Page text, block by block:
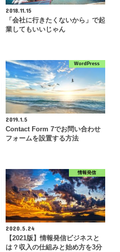
2018.11.15
「会社に行きたくないから」で起
業してもいいじゃん
WordPress
2019.1.5
Contact Form 7でお問い合わせ
フォームを設置する方法
情報発信
2020.5.24
【2021版】情報発信ビジネスと
は？収入の仕組みと始め方を3分